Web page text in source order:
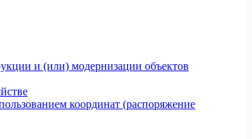
и (или) модернизации объектов
координат (распоряжение